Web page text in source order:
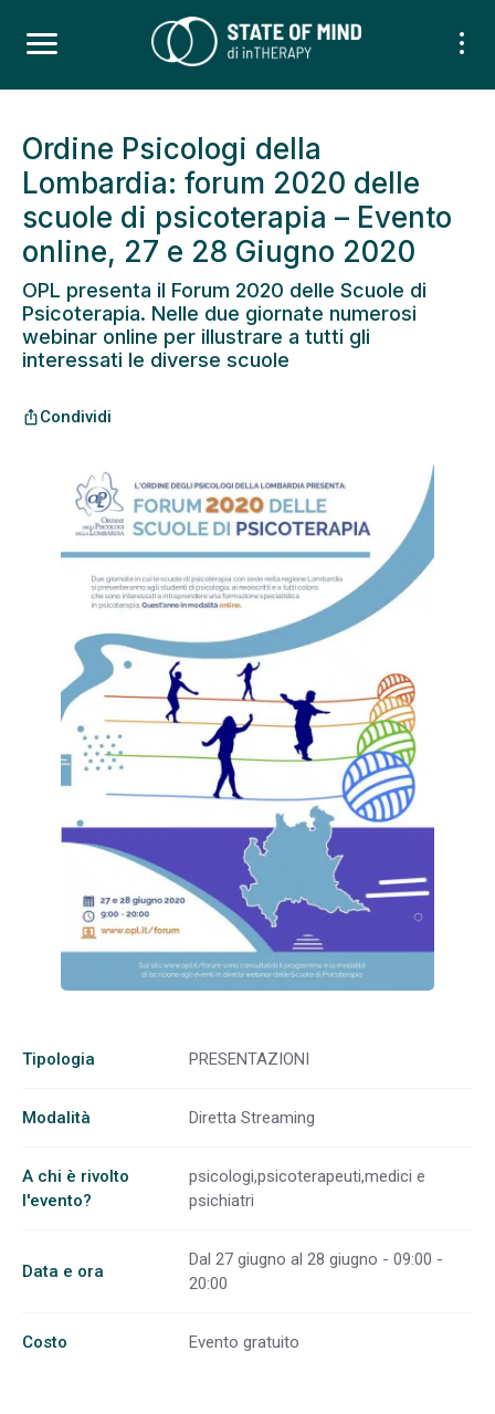
Ordine Psicologi della
Lombardia: forum 2020 delle
scuole di psicoterapia – Evento
online, 27 e 28 Giugno 2020
OPL presenta il Forum 2020 delle Scuole di
Psicoterapia. Nelle due giornate numerosi
webinar online per illustrare a tutti gli
interessati le diverse scuole
ios_shareCondividi
Tipologia PRESENTAZIONI
Modalità Diretta Streaming
A chi è rivolto
l'evento?
psicologi,psicoterapeuti,medici e
psichiatri
Data e ora
Dal 27 giugno al 28 giugno - 09:00 -
20:00
Costo Evento gratuito